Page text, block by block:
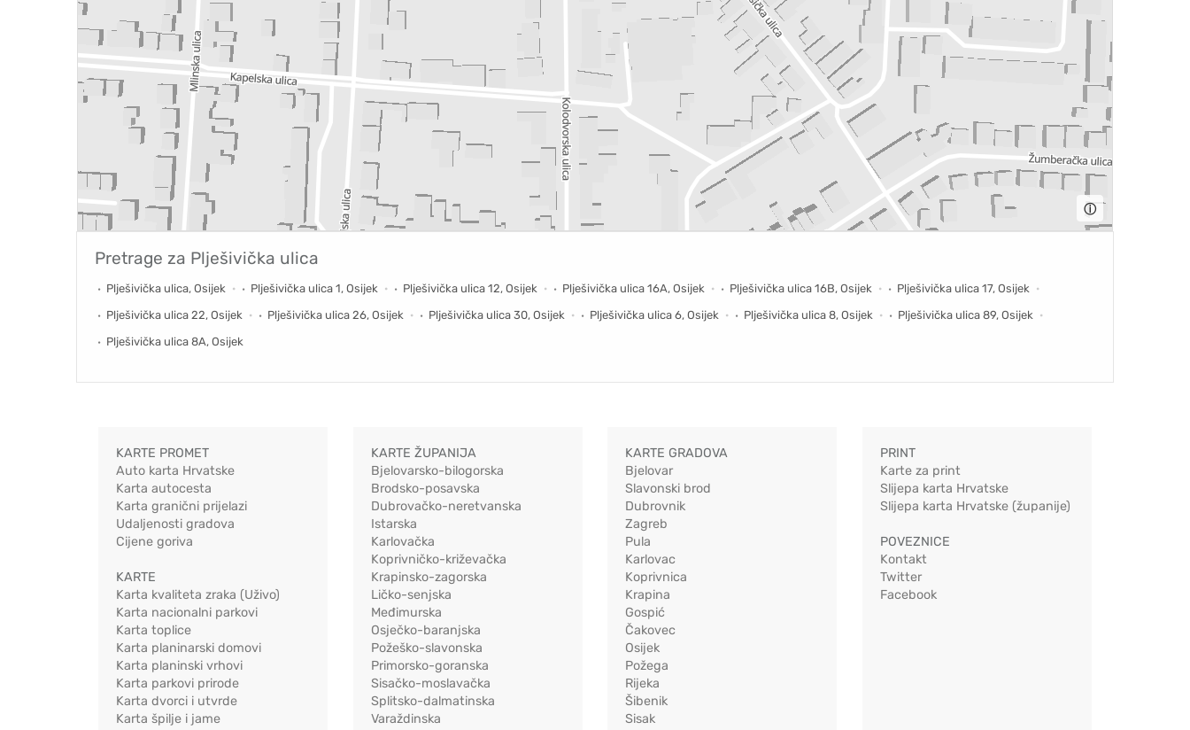
ⓘ
Pretrage za Plješivička ulica
Plješivička ulica, Osijek Plješivička ulica 1, Osijek Plješivička ulica 12, Osijek Plješivička ulica 16A, Osijek Plješivička ulica 16B, Osijek
Plješivička ulica 17, Osijek
Plješivička ulica 22, Osijek
Plješivička ulica 26, Osijek Plješivička ulica 30, Osijek Plješivička ulica 6, Osijek Plješivička ulica 8, Osijek
Plješivička ulica 89, Osijek
Plješivička ulica 8A, Osijek
KARTE PROMET
Auto karta Hrvatske
Karta autocesta
Karta granični prijelazi
Udaljenosti gradova
Cijene goriva
KARTE
Karta kvaliteta zraka (Uživo)
Karta nacionalni parkovi
Karta toplice
Karta planinarski domovi
Karta planinski vrhovi
Karta parkovi prirode
Karta dvorci i utvrde
Karta špilje i jame
KARTE ŽUPANIJA
Bjelovarsko-bilogorska
Brodsko-posavska
Dubrovačko-neretvanska
Istarska
Karlovačka
Koprivničko-križevačka
Krapinsko-zagorska
Ličko-senjska
Međimurska
Osječko-baranjska
Požeško-slavonska
Primorsko-goranska
Sisačko-moslavačka
Splitsko-dalmatinska
Varaždinska
KARTE GRADOVA
Bjelovar
Slavonski brod
Dubrovnik
Zagreb
Pula
Karlovac
Koprivnica
Krapina
Gospić
Čakovec
Osijek
Požega
Rijeka
Šibenik
Sisak
PRINT
Karte za print
Slijepa karta Hrvatske
Slijepa karta Hrvatske (županije)
POVEZNICE
Kontakt
Twitter
Facebook